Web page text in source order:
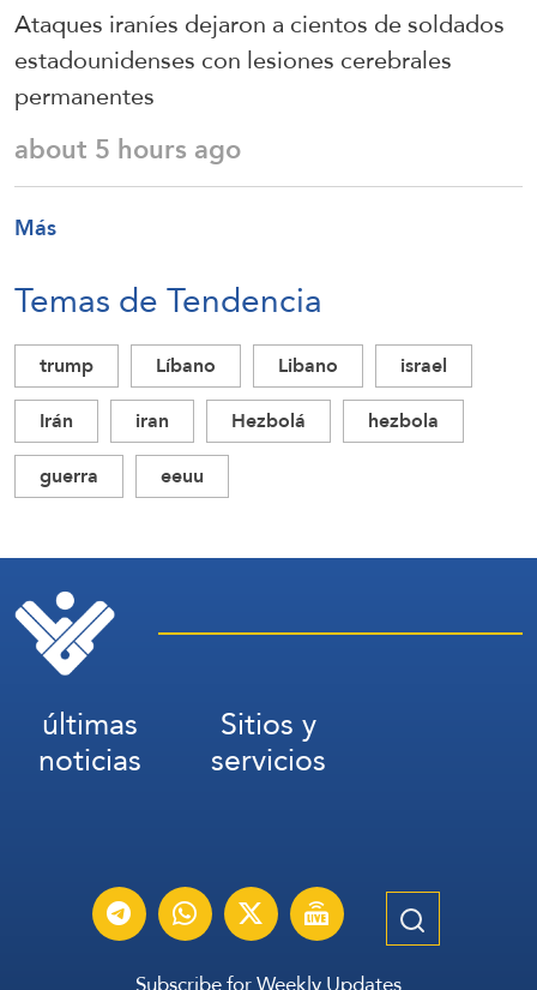
Ataques iraníes dejaron a cientos de soldados
estadounidenses con lesiones cerebrales
permanentes
about 5 hours ago
Más
Temas de Tendencia
trump Líbano Libano
israel
Irán
iran Hezbolá
hezbola
guerra
eeuu
últimas
noticias
Sitios y
servicios